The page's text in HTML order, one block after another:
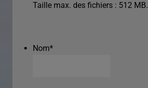
Taille max. des fichiers : 512 MB.
Nom*